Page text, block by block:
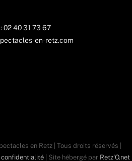
02 40 31 73 67
en-retz.com
en Retz | Tous droits réservés |
| Site hébergé par Retz'O.net